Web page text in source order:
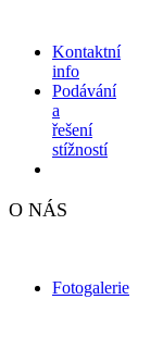
Kontaktní
info
Podávání
a
řešení
stížností
O NÁS
Fotogalerie